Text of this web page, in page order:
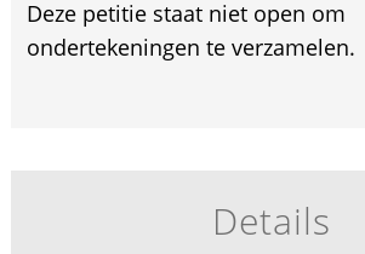
Deze petitie staat niet open om
ondertekeningen te verzamelen.
Details